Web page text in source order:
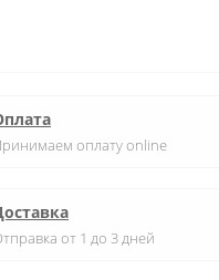
оплату online
от 1 до 3 дней